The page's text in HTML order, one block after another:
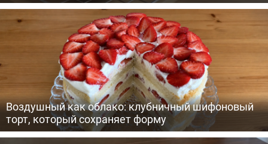
Воздушный как облако: клубничный шифоновый
торт, который сохраняет форму